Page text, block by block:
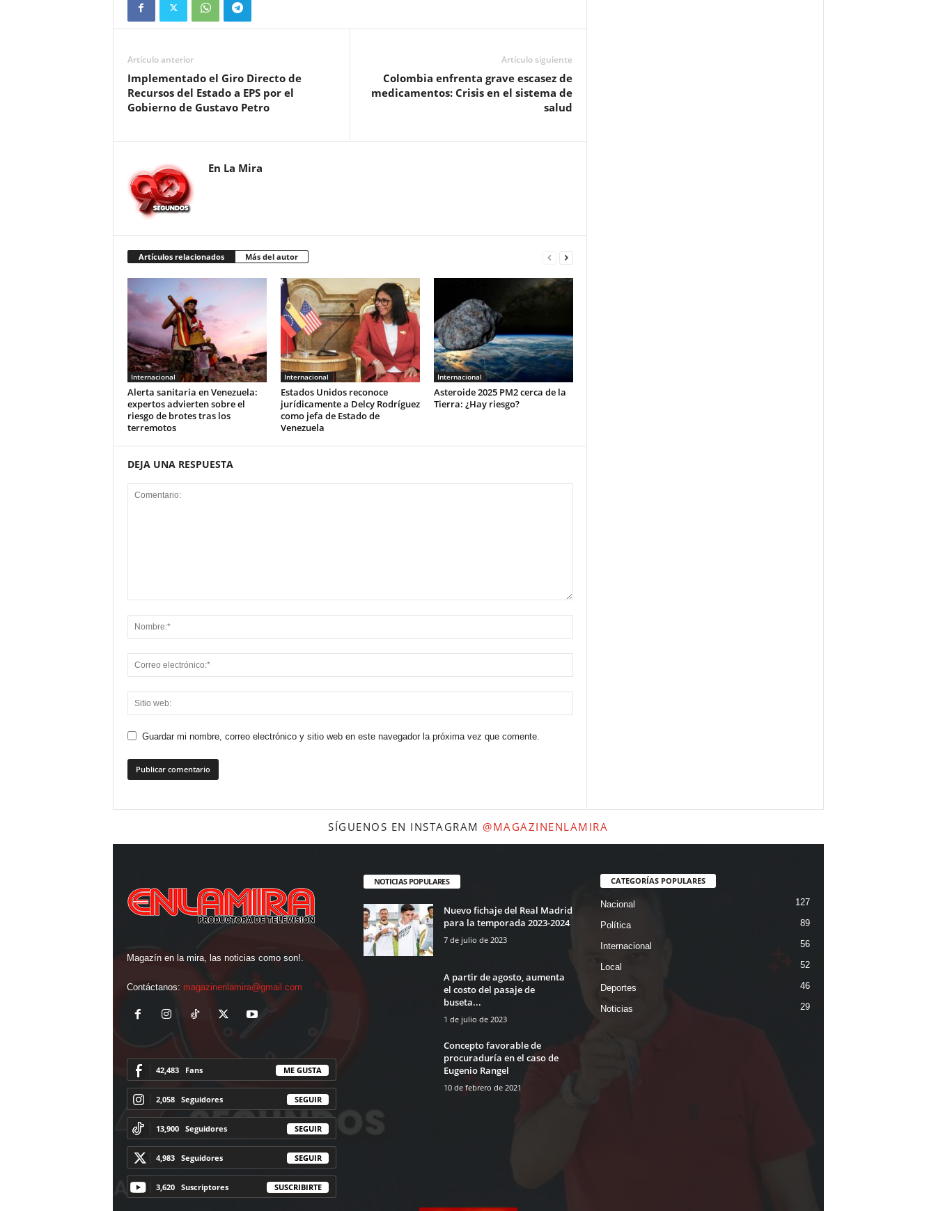
Artículo anterior
Implementado el Giro Directo de
Recursos del Estado a EPS por el
Gobierno de Gustavo Petro
Artículo siguiente
Colombia enfrenta grave escasez de
medicamentos: Crisis en el sistema de
salud
En La Mira
Artículos relacionados Más del autor
Internacional
Alerta sanitaria en Venezuela:
expertos advierten sobre el
riesgo de brotes tras los
terremotos
Internacional
Estados Unidos reconoce
jurídicamente a Delcy Rodríguez
como jefa de Estado de
Venezuela
Internacional
Asteroide 2025 PM2 cerca de la
Tierra: ¿Hay riesgo?
DEJA UNA RESPUESTA
Guardar mi nombre, correo electrónico y sitio web en este navegador la próxima vez que comente.
SÍGUENOS EN INSTAGRAM @MAGAZINENLAMIRA
Magazín en la mira, las noticias como son!.
Contáctanos: magazinenlamira@gmail.com
42,483 Fans ME GUSTA
2,058 Seguidores SEGUIR
13,900 Seguidores SEGUIR
4,983 Seguidores SEGUIR
3,620 Suscriptores SUSCRIBIRTE
NOTICIAS POPULARES
Nuevo fichaje del Real Madrid
para la temporada 2023-2024
7 de julio de 2023
A partir de agosto, aumenta
el costo del pasaje de
buseta...
1 de julio de 2023
Concepto favorable de
procuraduría en el caso de
Eugenio Rangel
10 de febrero de 2021
CATEGORÍAS POPULARES
Nacional 127
Política 89
Internacional 56
Local 52
Deportes 46
Noticias 29